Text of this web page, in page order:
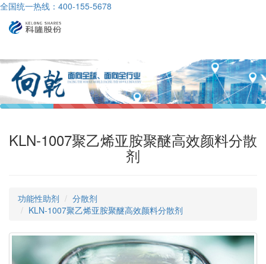
全国统一热线：400-155-5678
KLN-1007聚乙烯亚胺聚醚高效颜料分散
剂
功能性助剂
分散剂
KLN-1007聚乙烯亚胺聚醚高效颜料分散剂